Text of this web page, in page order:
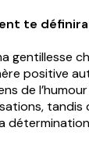
te
gentillesse
positive
de
tandis